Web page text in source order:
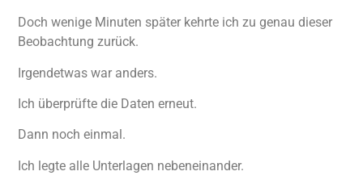
Doch wenige Minuten später kehrte ich zu genau dieser
Beobachtung zurück.
Irgendetwas war anders.
Ich überprüfte die Daten erneut.
Dann noch einmal.
Ich legte alle Unterlagen nebeneinander.